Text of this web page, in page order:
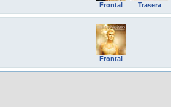
Frontal Trasera
Frontal